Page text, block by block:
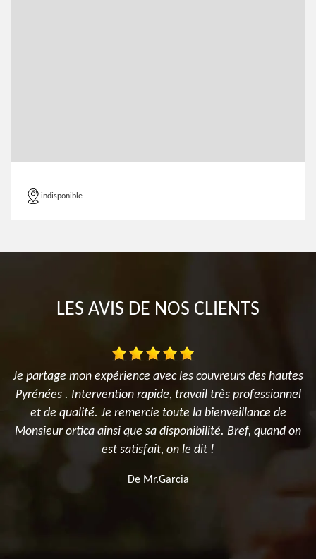
indisponible
LES AVIS DE NOS CLIENTS
Je partage mon expérience avec les couvreurs des hautes
Pyrénées . Intervention rapide, travail très professionnel
et de qualité. Je remercie toute la bienveillance de
Monsieur ortica ainsi que sa disponibilité. Bref, quand on
est satisfait, on le dit !
De Mr.Garcia